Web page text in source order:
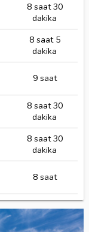
8 saat 30
dakika
8 saat 5
dakika
9 saat
8 saat 30
dakika
8 saat 30
dakika
8 saat